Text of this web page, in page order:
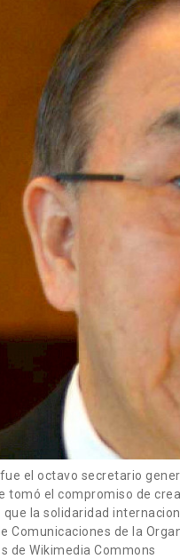
el octavo secretario
tomó el compromiso de
que la solidaridad
Comunicaciones de la
de Wikimedia Commons